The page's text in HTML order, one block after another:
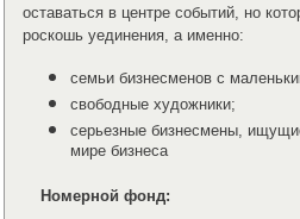
оставаться в центре событий, но
роскошь уединения, а именно:
семьи бизнесменов с
свободные художники;
серьезные бизнесмены,
мире бизнеса
Номерной фонд: